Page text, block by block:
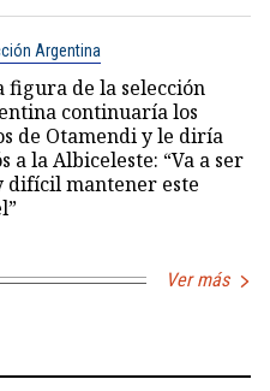
Argentina
figura de la selección
continuaría los
de Otamendi y le diría
a la Albiceleste: “Va a ser
difícil mantener este
Ver más